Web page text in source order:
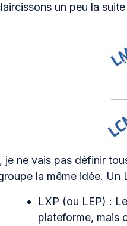
un peu la
je ne vais pas définir
la même idée. Un
LXP (ou LEP) :
plateforme, mais